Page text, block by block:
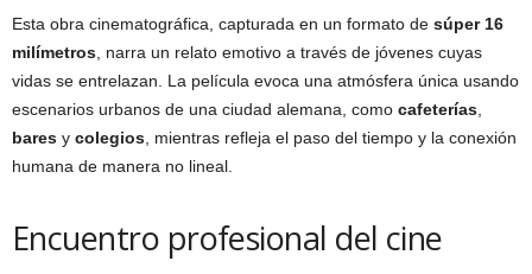
Esta obra cinematográfica, capturada en un formato de súper 16
milímetros , narra un relato emotivo a través de jóvenes cuyas
vidas se entrelazan. La película evoca una atmósfera única usando
escenarios urbanos de una ciudad alemana, como cafeterías
bares y colegios , mientras refleja el paso del tiempo y la conexión
humana de manera no lineal.
Encuentro profesional del cine